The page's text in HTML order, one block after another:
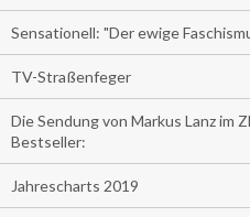
Sensationell: "Der ewige
TV-Straßenfeger
Die Sendung von Markus Lanz im
Bestseller:
Jahrescharts 2019